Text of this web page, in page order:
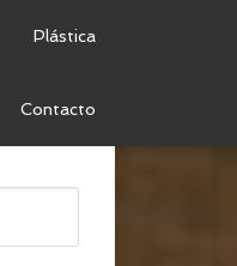
Plástica
Contacto